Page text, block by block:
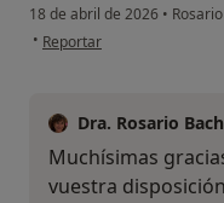
18 de abril de 2026 •
• en opinión del usuario Pablo
Reportar
Dra. Rosario
Muchísimas
vuestra disposición